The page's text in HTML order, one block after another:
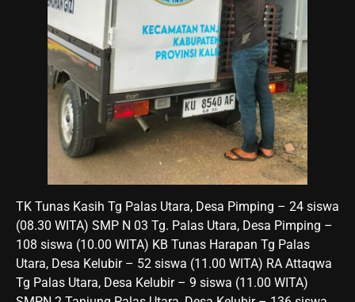
TK Tunas Kasih Tg Palas Utara, Desa Pimping – 24 siswa
(08.30 WITA) SMP N 03 Tg. Palas Utara, Desa Pimping –
108 siswa (10.00 WITA) KB Tunas Harapan Tg Palas
Utara, Desa Kelubir – 52 siswa (11.00 WITA) RA Attaqwa
Tg Palas Utara, Desa Kelubir – 9 siswa (11.00 WITA)